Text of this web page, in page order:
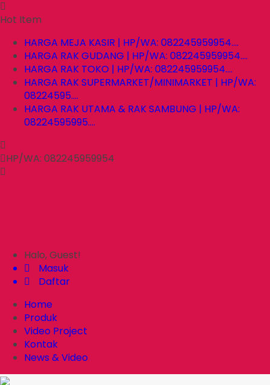
Hot Item
HARGA MEJA KASIR | HP/WA: 082245959954....
HARGA RAK GUDANG | HP/WA: 082245959954....
HARGA RAK TOKO | HP/WA: 082245959954....
HARGA RAK SUPERMARKET/MINIMARKET | HP/WA:
08224595....
HARGA RAK UTAMA & RAK SAMBUNG | HP/WA:
08224595995....
HP/WA: 082245959954
Halo, Guest!
Masuk
Daftar
Home
Produk
Video Project
Kontak
News & Video